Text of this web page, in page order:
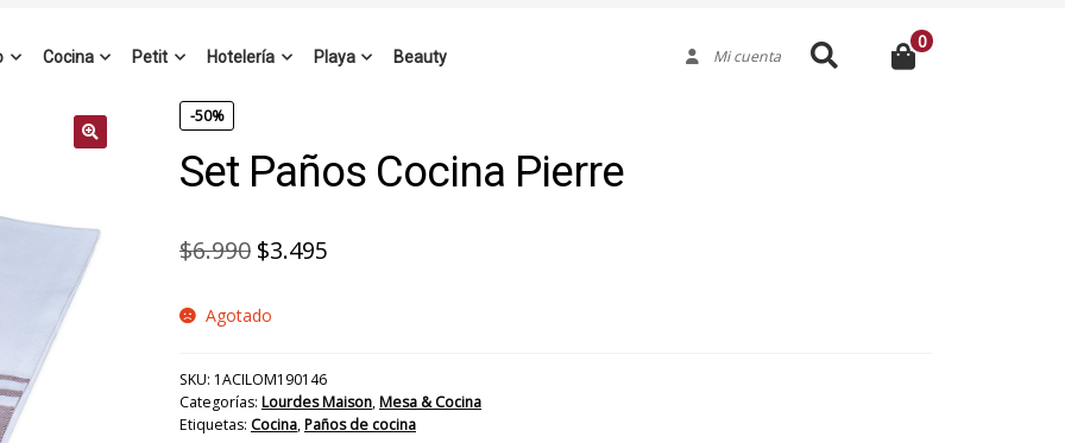
Cocina Petit Hotelería Playa Beauty Mi cuenta Buscar 0
-50%
Set Paños Cocina Pierre
$6.990 El
original
$6.990.
$3.495El
$3.495.
Agotado
SKU: 1ACILOM190146
Categorías: Lourdes Maison,Mesa & Cocina
Etiquetas: Cocina,Paños de cocina